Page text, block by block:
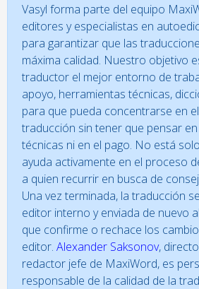
Vasyl forma parte del equipo
editores y especialistas en
para garantizar que las
máxima calidad. Nuestro objetivo
traductor el mejor entorno de
apoyo, herramientas técnicas,
para que pueda concentrarse en
traducción sin tener que pensar
técnicas ni en el pago. No está
ayuda activamente en el proceso
a quien recurrir en busca de
Una vez terminada, la traducción
editor interno y enviada de nuevo
que confirme o rechace los
editor. Alexander Saksonov,
redactor jefe de MaxiWord, es
responsable de la calidad de la